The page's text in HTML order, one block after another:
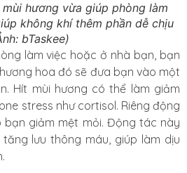
hương vừa giúp phòng làm
không khí thêm phần dễ chịu
bTaskee)
làm việc hoặc ở nhà bạn, bạn
hoa đó sẽ đưa bạn vào một
Hít mùi hương có thể làm giảm
stress như cortisol. Riêng động
giảm mệt mỏi. Động tác này
lưu thông máu, giúp làm dịu